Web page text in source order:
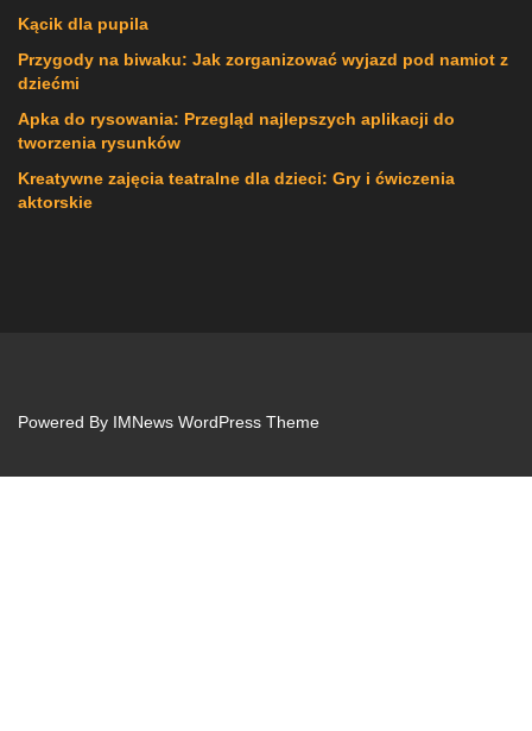
Kącik dla pupila
Przygody na biwaku: Jak zorganizować wyjazd pod namiot z
dziećmi
Apka do rysowania: Przegląd najlepszych aplikacji do
tworzenia rysunków
Kreatywne zajęcia teatralne dla dzieci: Gry i ćwiczenia
aktorskie
Powered By IMNews WordPress Theme